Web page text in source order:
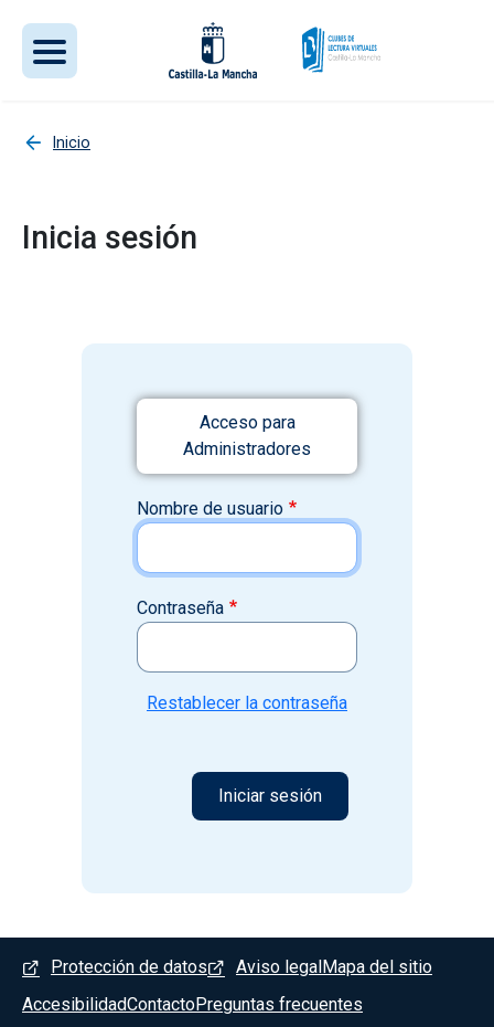
Inicio
Inicia sesión
Acceso para
Administradores
Nombre de usuario
Contraseña
Restablecer la contraseña
Menú del pie
Protección de datos Aviso legal Mapa del sitio
AccesibilidadContactoPreguntas frecuentes